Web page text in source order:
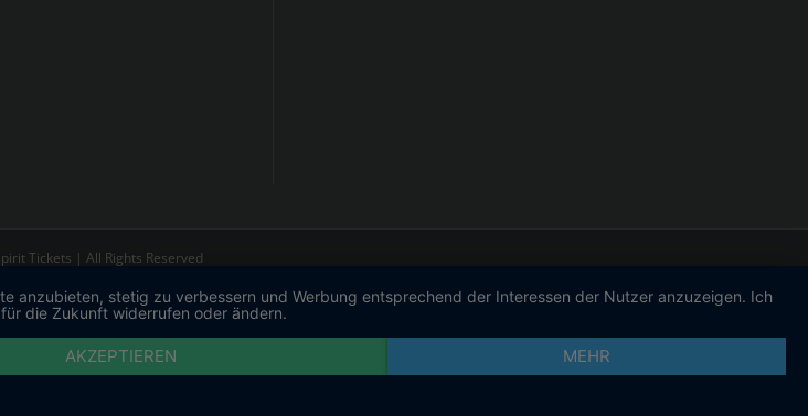
Tickets | All Rights Reserved
anzubieten, stetig zu verbessern und Werbung entsprechend der Interessen der Nutzer anzuzeigen. Ich
die Zukunft widerrufen oder ändern.
AKZEPTIEREN MEHR